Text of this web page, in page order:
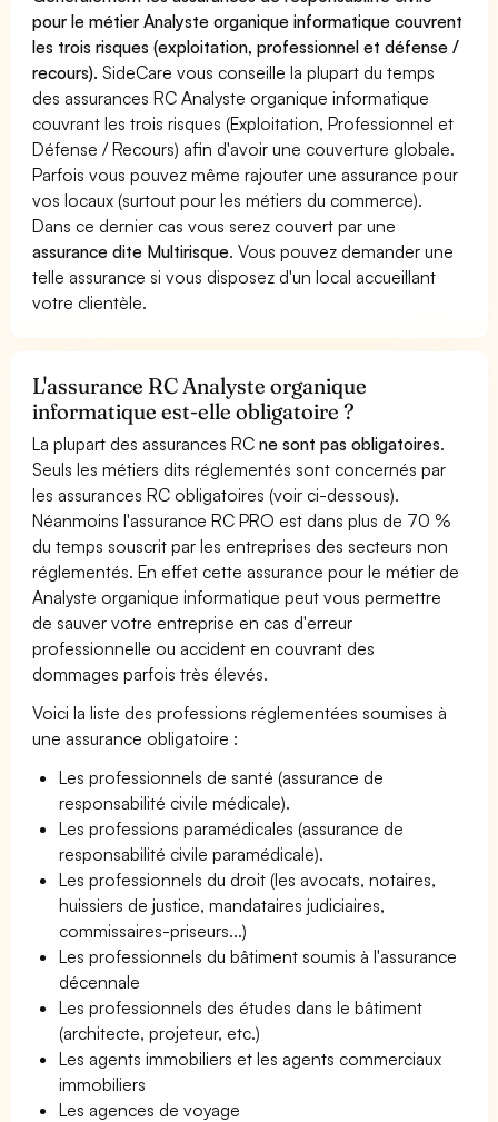
pour le métier Analyste organique informatique couvrent
les trois risques (exploitation, professionnel et défense /
recours). SideCare vous conseille la plupart du temps
des assurances RC Analyste organique informatique
couvrant les trois risques (Exploitation, Professionnel et
Défense / Recours) afin d'avoir une couverture globale.
Parfois vous pouvez même rajouter une assurance pour
vos locaux (surtout pour les métiers du commerce).
Dans ce dernier cas vous serez couvert par une
assurance dite Multirisque. Vous pouvez demander une
telle assurance si vous disposez d'un local accueillant
votre clientèle.
L'assurance RC Analyste organique
informatique est-elle obligatoire ?
La plupart des assurances RCne sont pas obligatoires.
Seuls les métiers dits réglementés sont concernés par
les assurances RC obligatoires (voir ci-dessous).
Néanmoins l'assurance RC PRO est dans plus de 70 %
du temps souscrit par les entreprises des secteurs non
réglementés. En effet cette assurance pour le métier de
Analyste organique informatique peut vous permettre
de sauver votre entreprise en cas d'erreur
professionnelle ou accident en couvrant des
dommages parfois très élevés.
Voici la liste des professions réglementées soumises à
une assurance obligatoire :
Les professionnels de santé (assurance de
responsabilité civile médicale).
Les professions paramédicales (assurance de
responsabilité civile paramédicale).
Les professionnels du droit (les avocats, notaires,
huissiers de justice, mandataires judiciaires,
commissaires-priseurs...)
Les professionnels du bâtiment soumis à l'assurance
décennale
Les professionnels des études dans le bâtiment
(architecte, projeteur, etc.)
Les agents immobiliers et les agents commerciaux
immobiliers
Les agences de voyage